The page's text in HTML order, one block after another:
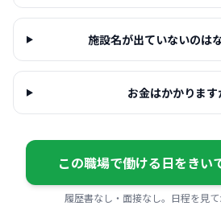
施設名が出ていないのは
お金はかかります
この職場で働ける日をきい
履歴書なし・面接なし。日程を見